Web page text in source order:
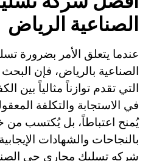
الصناعية الرياض
عندما يتعلق الأمر بضرورة
الصناعية بالرياض، فإن
التي تقدم توازناً مثالياً بين
في الاستجابة والتكلفة
يُمنح اعتباطاً، بل يُكتسب
بالنجاحات والشهادات
شركه تسليك مجاري حي